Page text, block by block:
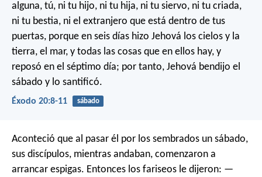
alguna, tú, ni tu hijo, ni tu hija, ni tu siervo, ni tu criada,
ni tu bestia, ni el extranjero que está dentro de tus
puertas, porque en seis días hizo Jehová los cielos y la
tierra, el mar, y todas las cosas que en ellos hay, y
reposó en el séptimo día; por tanto, Jehová bendijo el
sábado y lo santificó.
Éxodo 20:8-11 sábado
Aconteció que al pasar él por los sembrados un sábado,
sus discípulos, mientras andaban, comenzaron a
arrancar espigas. Entonces los fariseos le dijeron: —